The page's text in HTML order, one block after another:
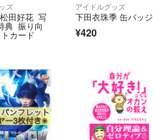
ズ
田好花 写
典 振り向
カード
アイドルグッズ
下田衣珠季 缶バッジ
¥420